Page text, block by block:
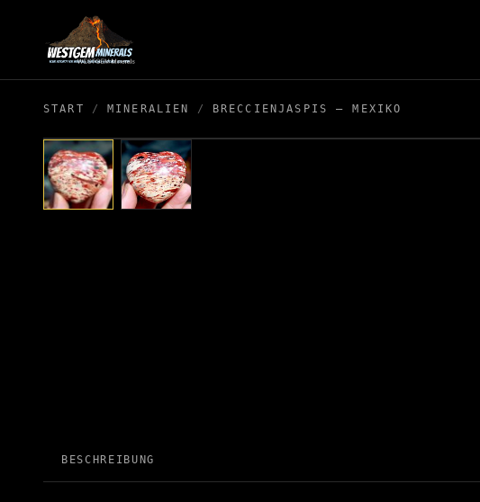
START / MINERALIEN / BRECCIENJASPIS – MEXIKO
BESCHREIBUNG